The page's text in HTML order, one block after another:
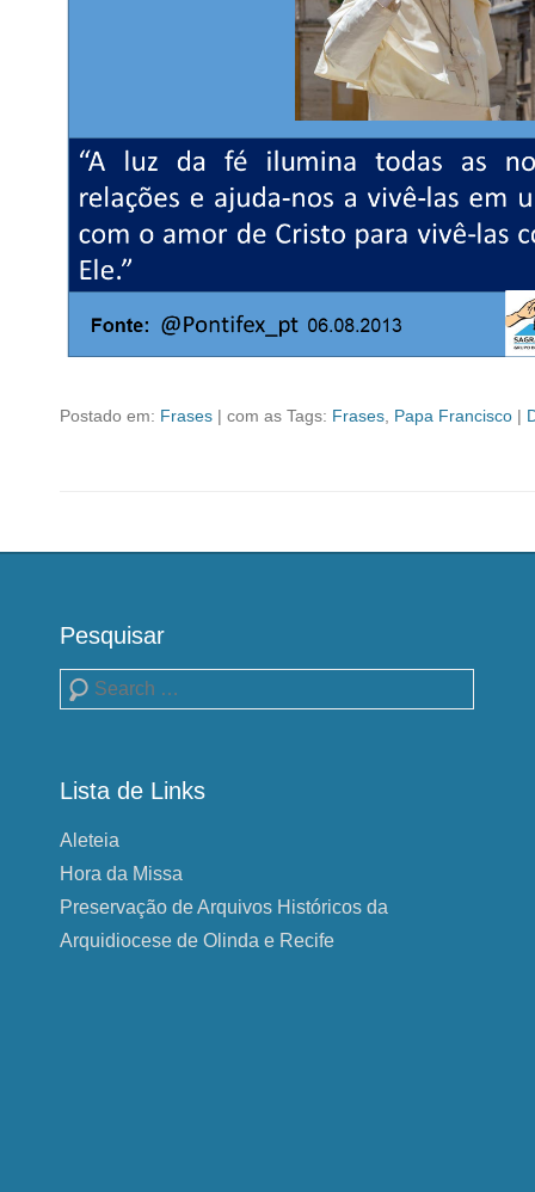
Postado em: Frases | com as Tags: Frases Papa Francisco |
Pesquisar
Pesquisa
Lista de Links
Aleteia
Hora da Missa
Preservação de Arquivos Históricos da
Arquidiocese de Olinda e Recife